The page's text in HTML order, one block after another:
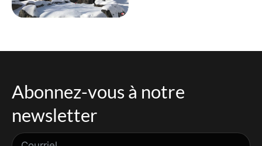
Abonnez-vous à notre
newsletter